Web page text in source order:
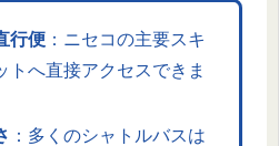
行便：ニセコの主要スキ
トへ直接アクセスできま
：多くのシャトルバスは